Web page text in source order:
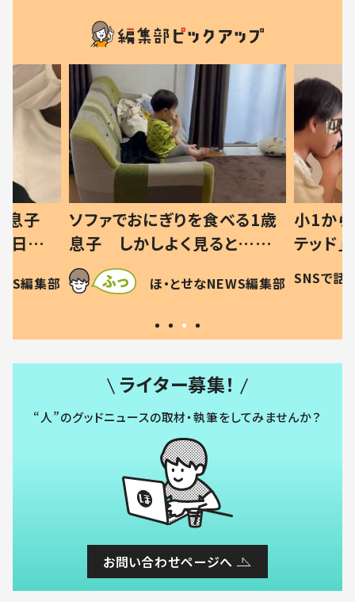
を食べる1歳
見ると…母
した母の投稿
！」「現行
せなNEWS編集部
小1から不登校、息子は「ギフ
テッド」だった 父が“ウチ給
食”を作り続ける理由とは #令
和の親 #令和の子
SNSで話題 ほ・とせなNEWS編集部
ライター募集！
“人”のグッドニュースの取材・執筆をしてみませんか？
お問い合わせページへ